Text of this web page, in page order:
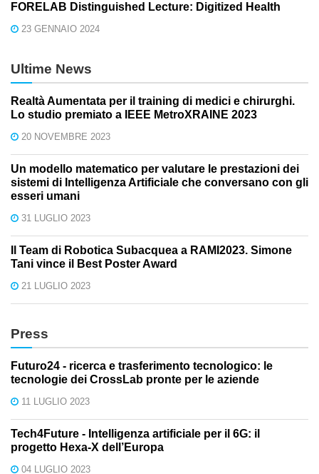
FORELAB Distinguished Lecture: Digitized Health
23 GENNAIO 2024
Ultime News
Realtà Aumentata per il training di medici e chirurghi.
Lo studio premiato a IEEE MetroXRAINE 2023
20 NOVEMBRE 2023
Un modello matematico per valutare le prestazioni dei
sistemi di Intelligenza Artificiale che conversano con gli
esseri umani
31 LUGLIO 2023
Il Team di Robotica Subacquea a RAMI2023. Simone
Tani vince il Best Poster Award
21 LUGLIO 2023
Press
Futuro24 - ricerca e trasferimento tecnologico: le
tecnologie dei CrossLab pronte per le aziende
11 LUGLIO 2023
Tech4Future - Intelligenza artificiale per il 6G: il
progetto Hexa-X dell’Europa
04 LUGLIO 2023